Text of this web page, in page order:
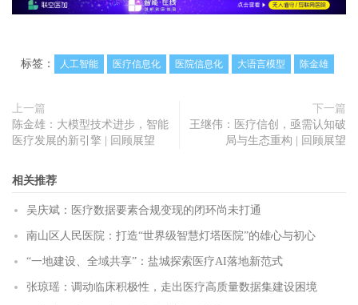
标签： 人工智能 医疗信息化 医院信息化 大语言模型 陈金雄
上一篇
陈金雄：大模型技术进步，智能
医疗发展的新引擎 | 回顾展望
下一篇
王继伟：医疗信创，亟需认知破
局与生态重构 | 回顾展望
相关推荐
吴庆斌：医疗数据要素合规变现的闭环尚未打通
南山区人民医院：打造“世界级智慧灯塔医院”的雄心与初心
“一地建设、全域共享”：盐城探索医疗AI落地新范式
张琼瑶：调动临床积极性，走出医疗高质量数据集建设困境